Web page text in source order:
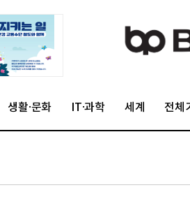
생활·문화 IT·과학 세계 전체